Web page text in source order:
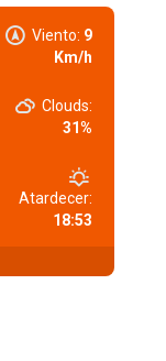
Viento: 9
Km/h
Clouds:
31%
Atardecer:
18:53